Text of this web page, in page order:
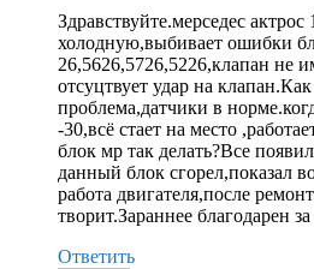
Здравствуйте.мерседес
холодную,выбивает ошибки
26,5626,5726,5226,клапан не
отсуцтвует удар на
проблема,датчики в
-30,всё стает на место
блок мр так делать?Все
данный блок сгорел,показал
работа двигателя,после
творит.Зараннее благодарен за
Ответить